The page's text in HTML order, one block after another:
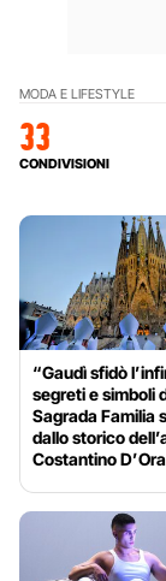
MODA E LIFESTYLE
33
CONDIVISIONI
“Gaudì sfidò
segreti e simboli
Sagrada Familia
dallo storico
Costantino